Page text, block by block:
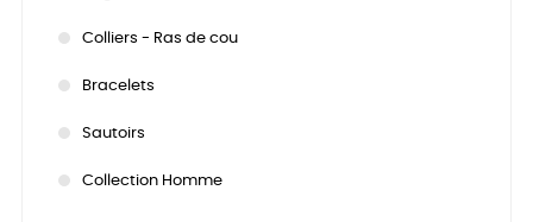
Colliers - Ras de cou
Bracelets
Sautoirs
Collection Homme